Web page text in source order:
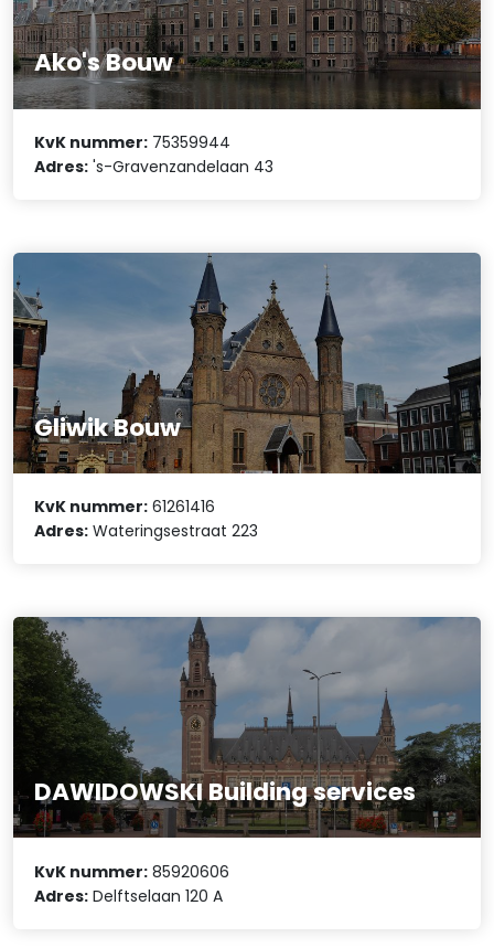
Ako's Bouw
KvK nummer: 75359944
Adres: 's-Gravenzandelaan 43
Gliwik Bouw
KvK nummer: 61261416
Adres: Wateringsestraat 223
DAWIDOWSKI Building services
KvK nummer: 85920606
Adres: Delftselaan 120 A